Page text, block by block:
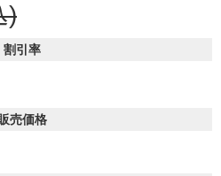
)
割引率
販売価格